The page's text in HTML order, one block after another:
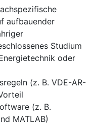
aufbauender
Studium
oder
(z. B. VDE-AR-
(z. B.
MATLAB)